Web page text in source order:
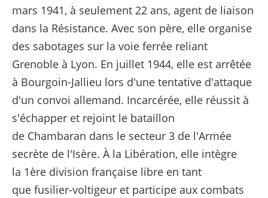
mars 1941, à seulement 22 ans, agent de liaison
dans la Résistance. Avec son père, elle organise
des sabotages sur la voie ferrée reliant
Grenoble à Lyon. En juillet 1944, elle est arrêtée
à Bourgoin-Jallieu lors d'une tentative d'attaque
d'un convoi allemand. Incarcérée, elle réussit à
s'échapper et rejoint le bataillon
de Chambaran dans le secteur 3 de l'Armée
secrète de l'Isère. À la Libération, elle intègre
la 1ère division française libre en tant
que fusilier-voltigeur et participe aux combats